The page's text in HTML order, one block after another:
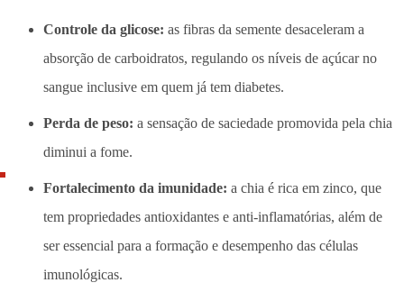
Controle da glicose: as fibras da semente desaceleram a
absorção de carboidratos, regulando os níveis de açúcar no
sangue inclusive em quem já tem diabetes.
Perda de peso: a sensação de saciedade promovida pela chia
diminui a fome.
Fortalecimento da imunidade: a chia é rica em zinco, que
tem propriedades antioxidantes e anti-inflamatórias, além de
ser essencial para a formação e desempenho das células
imunológicas.